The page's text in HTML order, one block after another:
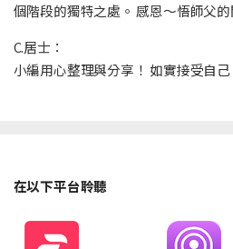
個階段的獨特之處。 感恩～悟師父的
C.居士：
小編用心整理與分享！ 如實接受自己
在以下平台聆聽